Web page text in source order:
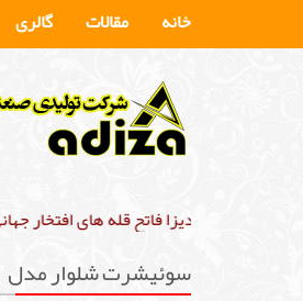
خانه مقالات گالری
آدیزا فاتح قله های افتخار جهانی:.
سوئیشرت شلوار مدل 11